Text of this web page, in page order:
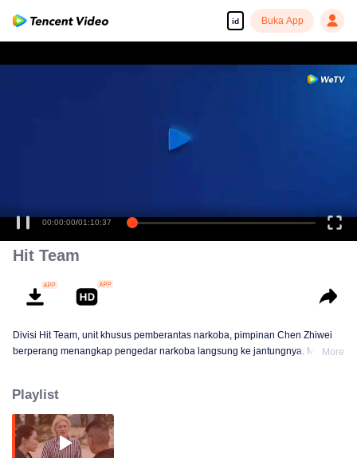
id Buka App
00:00:00/01:10:37
Hit Team
Divisi Hit Team, unit khusus pemberantas narkoba, pimpinan Chen Zhiwei
berperang menangkap pengedar narkoba langsung ke jantungnya. Mereka
Alkisah, Chen Zhiwei, Long Yunni dan Wen Suxin dari Hit Team terlibat
kasus narkoba yang pelik. Ketika hubungan ketiga penegak hukum ini
saling terkait, konspirasi besar yang mengguncang seluruh daratan Asia
terkuak.
More
Playlist